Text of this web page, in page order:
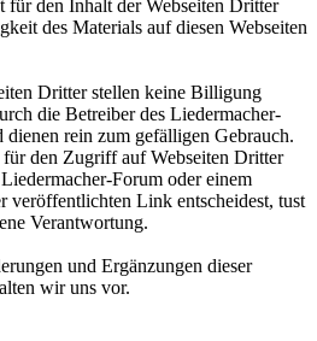
für den Inhalt der Webseiten Dritter
des Materials auf diesen Webseiten
Dritter stellen keine Billigung
die Betreiber des Liedermacher-
dienen rein zum gefälligen Gebrauch.
den Zugriff auf Webseiten Dritter
Forum oder einem
veröffentlichten Link entscheidest, tust
Verantwortung.
und Ergänzungen dieser
wir uns vor.